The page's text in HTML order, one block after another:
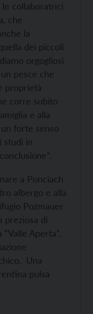
collaboratrici
che
la
dei piccoli
orgogliosi
pesce che
proprietà
corre subito
e alla
forte senso
studi in
a Ponciach
albergo e alla
Pozmauer
preziosa di
Aperta”,
Una
pulsa